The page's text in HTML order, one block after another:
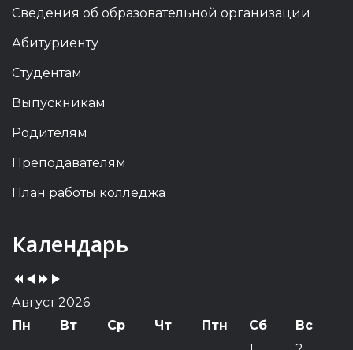
Сведения об образовательной организации
Абитуриенту
Студентам
Выпускникам
Родителям
Преподавателям
План работы колледжа
Календарь
Previous
Year
Previous
Month
YearMonth
Август 2026
Пн
Вт Ср Чт Птн Сб
Вс